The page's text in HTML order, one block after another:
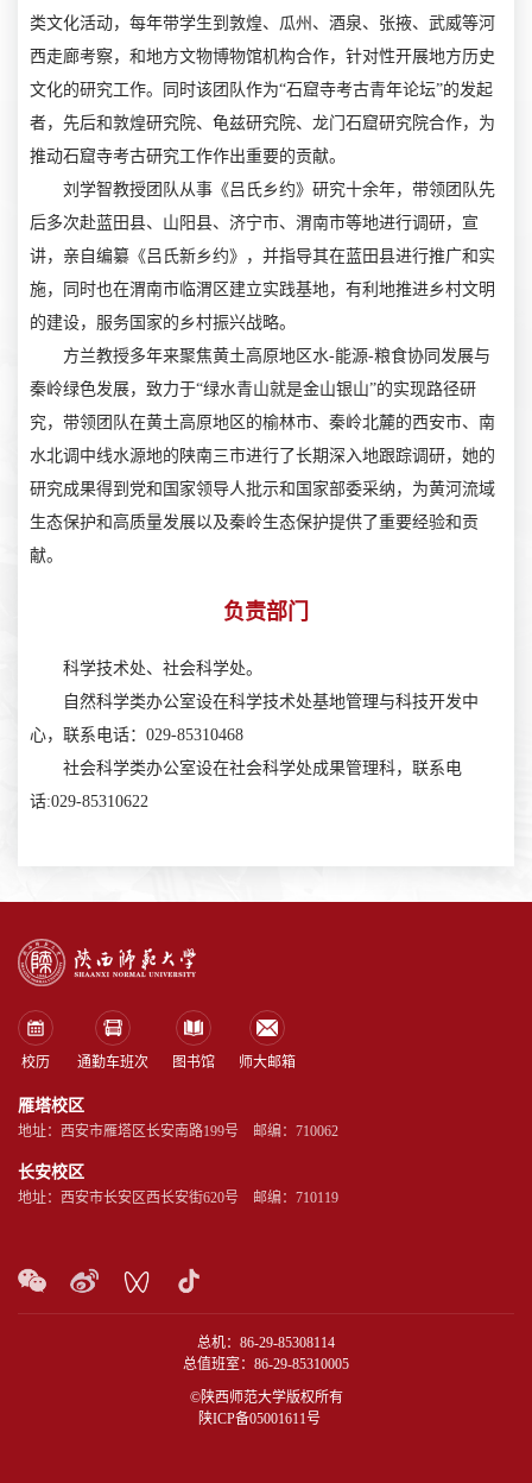
类文化活动，每年带学生到敦煌、瓜州、酒泉、张掖、武威等河
西走廊考察，和地方文物博物馆机构合作，针对性开展地方历史
文化的研究工作。同时该团队作为“石窟寺考古青年论坛”的发起
者，先后和敦煌研究院、龟兹研究院、龙门石窟研究院合作，为
推动石窟寺考古研究工作作出重要的贡献。
刘学智教授团队从事《吕氏乡约》研究十余年，带领团队先
后多次赴蓝田县、山阳县、济宁市、渭南市等地进行调研，宣
讲，亲自编纂《吕氏新乡约》，并指导其在蓝田县进行推广和实
施，同时也在渭南市临渭区建立实践基地，有利地推进乡村文明
的建设，服务国家的乡村振兴战略。
方兰教授多年来聚焦黄土高原地区水-能源-粮食协同发展与
秦岭绿色发展，致力于“绿水青山就是金山银山”的实现路径研
究，带领团队在黄土高原地区的榆林市、秦岭北麓的西安市、南
水北调中线水源地的陕南三市进行了长期深入地跟踪调研，她的
研究成果得到党和国家领导人批示和国家部委采纳，为黄河流域
生态保护和高质量发展以及秦岭生态保护提供了重要经验和贡
献。
负责部门
科学技术处、社会科学处。
自然科学类办公室设在科学技术处基地管理与科技开发中
心，联系电话：029-85310468
社会科学类办公室设在社会科学处成果管理科，联系电
话:029-85310622
校历 通勤车班次 图书馆 师大邮箱
雁塔校区
地址：西安市雁塔区长安南路199号 邮编：710062
长安校区
地址：西安市长安区西长安街620号 邮编：710119
总机：86-29-85308114
总值班室：86-29-85310005
©陕西师范大学版权所有
陕ICP备05001611号